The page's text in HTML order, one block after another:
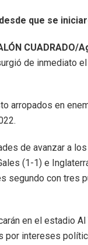
que se
CUADRADO/
de inmediato
arropados en
de avanzar a
(1-1) e
segundo con tres
en el estadio
por intereses